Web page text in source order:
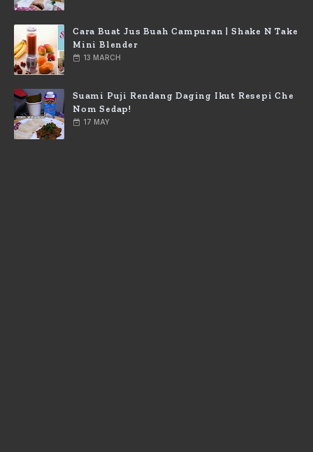
Cara Buat Jus Buah Campuran | Shake N Take
Mini Blender
13 MARCH
Suami Puji Rendang Daging Ikut Resepi Che
Nom Sedap!
17 MAY